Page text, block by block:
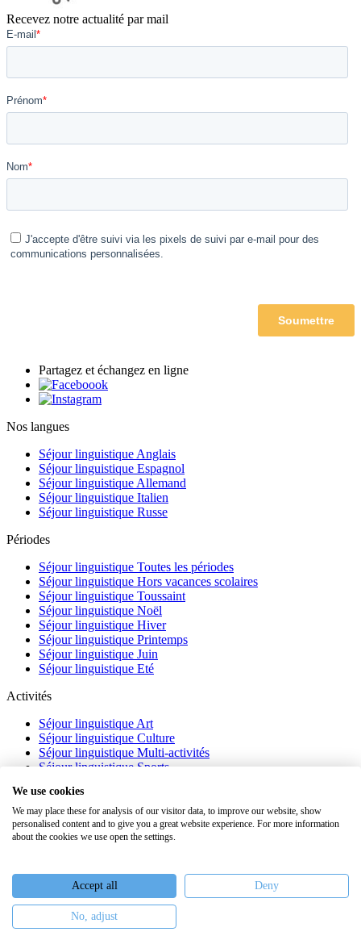
Recevez notre actualité par mail
Partagez et échangez en ligne
Nos langues
Séjour linguistique Anglais
Séjour linguistique Espagnol
Séjour linguistique Allemand
Séjour linguistique Italien
Séjour linguistique Russe
Périodes
Séjour linguistique Toutes les périodes
Séjour linguistique Hors vacances scolaires
Séjour linguistique Toussaint
Séjour linguistique Noël
Séjour linguistique Hiver
Séjour linguistique Printemps
Séjour linguistique Juin
Séjour linguistique Eté
Activités
Séjour linguistique Art
Séjour linguistique Culture
Séjour linguistique Multi-activités
Séjour linguistique Sports
À propos
FAQ
Webinaires
Nous recrutons
Keiron Education -Assurances Plan du site
We use cookies
We may place these for analysis of our visitor data, to improve our website, show
personalised content and to give you a great website experience. For more information
about the cookies we use open the settings.
Accept all Deny
No, adjust